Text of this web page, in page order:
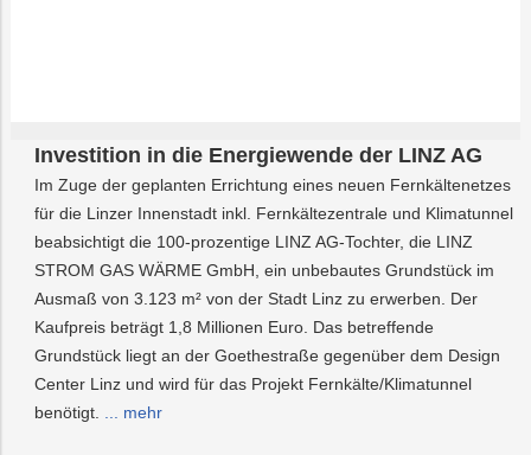
Investition in die Energiewende der LINZ AG
Im Zuge der geplanten Errichtung eines neuen Fernkältenetzes
für die Linzer Innenstadt inkl. Fernkältezentrale und Klimatunnel
beabsichtigt die 100-prozentige LINZ AG-Tochter, die LINZ
STROM GAS WÄRME GmbH, ein unbebautes Grundstück im
Ausmaß von 3.123 m² von der Stadt Linz zu erwerben. Der
Kaufpreis beträgt 1,8 Millionen Euro. Das betreffende
Grundstück liegt an der Goethestraße gegenüber dem Design
Center Linz und wird für das Projekt Fernkälte/Klimatunnel
benötigt.
... mehr